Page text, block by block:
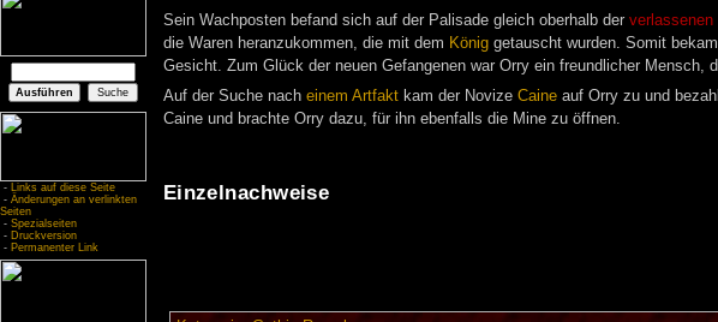
- Links auf diese Seite
- Änderungen an verlinkten
Seiten
- Spezialseiten
- Druckversion
- Permanenter Link
Sein Wachposten befand sich auf der Palisade gleich oberhalb der verlassenen
die Waren heranzukommen, die mit dem Königgetauscht wurden. Somit
Gesicht. Zum Glück der neuen Gefangenen war Orry ein freundlicher Mensch,
Auf der Suche nach einem Artfaktkam der Novize Caineauf Orry zu und
Caine und brachte Orry dazu, für ihn ebenfalls die Mine zu öffnen.
Einzelnachweise